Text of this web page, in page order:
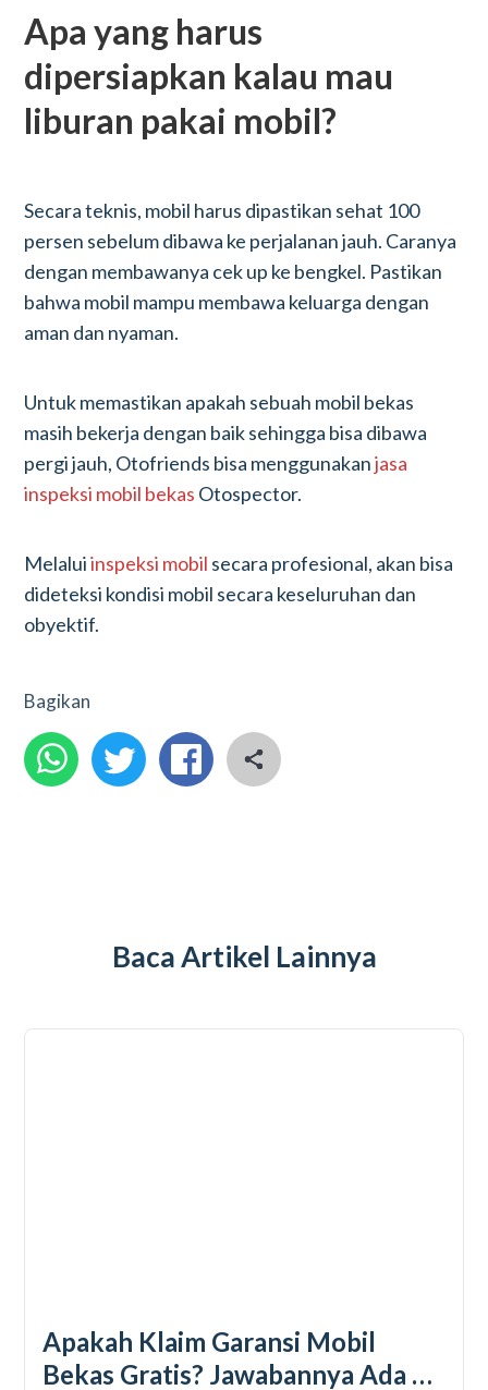
Apa yang harus
dipersiapkan kalau mau
liburan pakai mobil?
Secara teknis, mobil harus dipastikan sehat 100
persen sebelum dibawa ke perjalanan jauh. Caranya
dengan membawanya cek up ke bengkel. Pastikan
bahwa mobil mampu membawa keluarga dengan
aman dan nyaman.
Untuk memastikan apakah sebuah mobil bekas
masih bekerja dengan baik sehingga bisa dibawa
pergi jauh, Otofriends bisa menggunakanjasa
inspeksi mobil bekas Otospector.
Melaluiinspeksi mobil secara profesional, akan bisa
dideteksi kondisi mobil secara keseluruhan dan
obyektif.
Bagikan
Baca Artikel Lainnya
Apakah Klaim Garansi Mobil
Bekas Gratis? Jawabannya Ada Di